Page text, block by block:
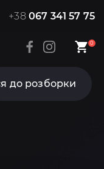
+38 067 341 57 75
0
до розборки